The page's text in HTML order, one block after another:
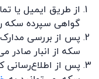
از طریق ایمیل یا
گواهی سپرده سکه
پس از بررسی
سکه از انبار صادر
پس از اطلاع‌رسانی